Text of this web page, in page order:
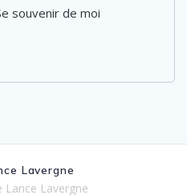
souvenir de moi
Lavergne
Lance Lavergne